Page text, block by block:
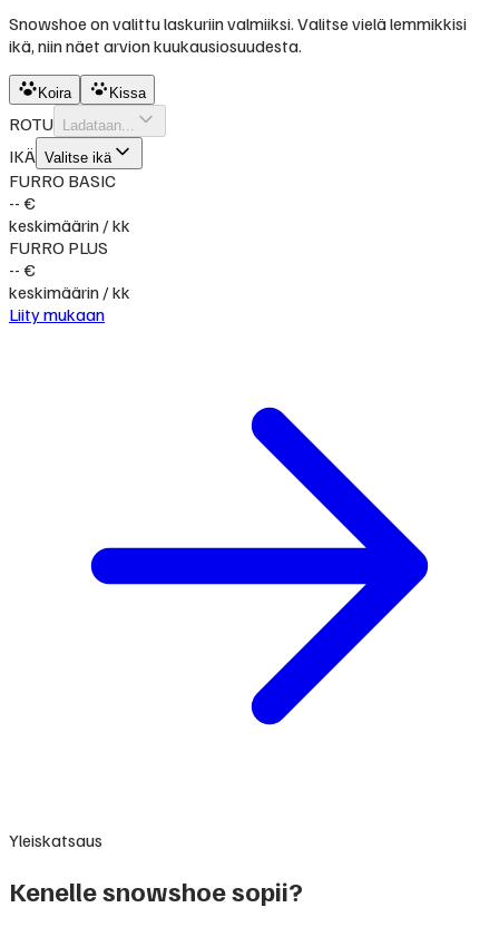
Snowshoe on valittu laskuriin valmiiksi. Valitse vielä lemmikkisi
ikä, niin näet arvion kuukausiosuudesta.
Koira Kissa
ROTU Ladataan...
IKÄ Valitse ikä
FURRO BASIC
-- €
keskimäärin / kk
FURRO PLUS
-- €
keskimäärin / kk
Liity mukaan
Yleiskatsaus
Kenelle snowshoe sopii?